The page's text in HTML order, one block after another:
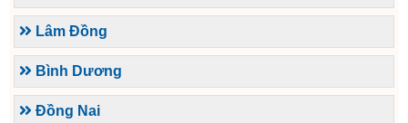
Lâm Đồng
Bình Dương
Đồng Nai